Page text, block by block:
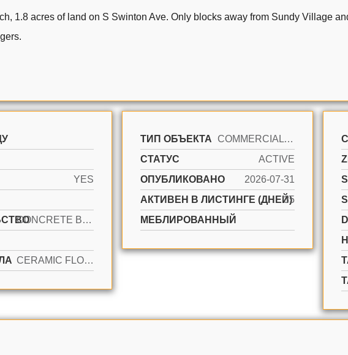
1.8 acres of land on S Swinton Ave. Only blocks away from Sundy Village
YES
CONCRETE BLOCK CONSTRUCTION
CERAMIC FLOOR
ТИП ОБЪЕКТА
COMMERCIAL SALE
СТАТУС
ACTIVE
ОПУБЛИКОВАНО
2026-07-31
АКТИВЕН В ЛИСТИНГЕ (ДНЕЙ)
35
МЕБЛИРОВАННЫЙ